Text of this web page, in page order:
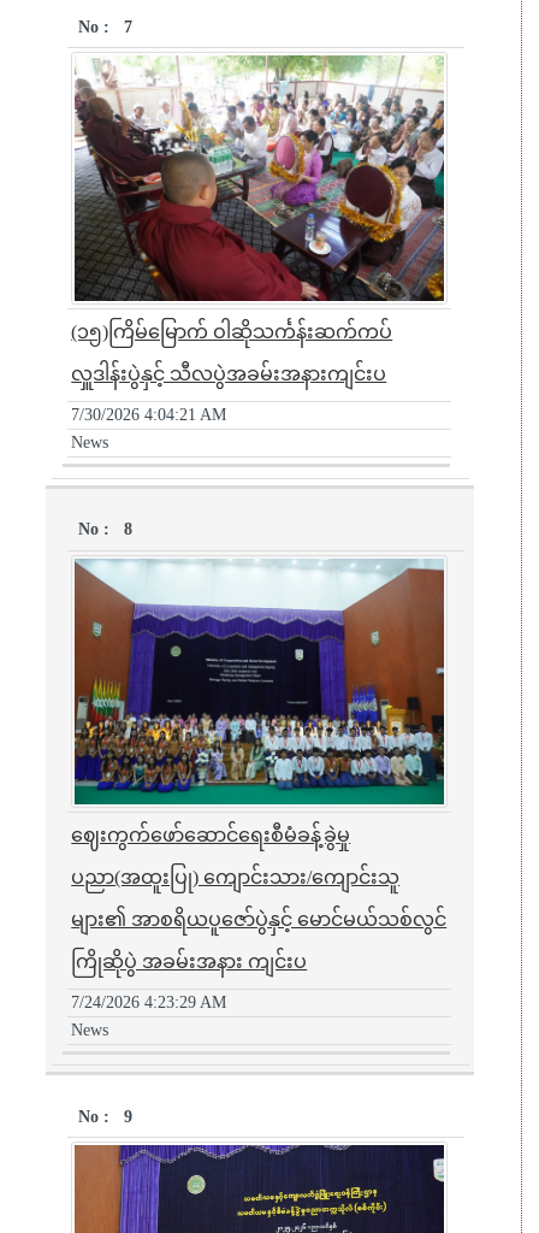
7
(၁၅)ကြိမ်မြောက် ဝါဆိုသင်္ကန်းဆက်ကပ်
လှူဒါန်းပွဲနှင့် သီလပွဲအခမ်းအနားကျင်းပ
7/30/2026 4:04:21 AM
News
8
ဈေးကွက်ဖော်ဆောင်ရေးစီမံခန့်ခွဲမှု
ပညာ(အထူးပြု) ကျောင်းသား/ကျောင်းသူ
များ၏ အာစရိယပူဇော်ပွဲနှင့် မောင်မယ်သစ်လွင်
ကြိုဆိုပွဲ အခမ်းအနား ကျင်းပ
7/24/2026 4:23:29 AM
News
9